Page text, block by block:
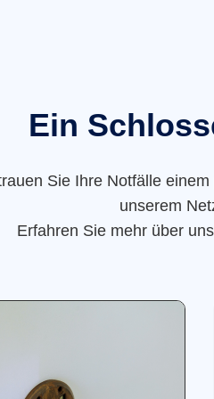
Ein
Sie Ihre Notfälle
unserem
Erfahren Sie mehr über